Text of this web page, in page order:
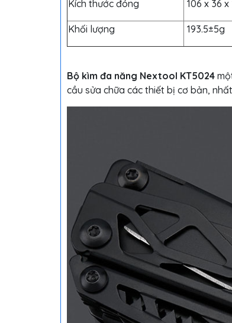
Kích thước đóng 106 x 36 x
Khối lượng 193.5±5g
Bộ kìm đa năng Nextool KT5024
cầu sửa chữa các thiết bị cơ bản,